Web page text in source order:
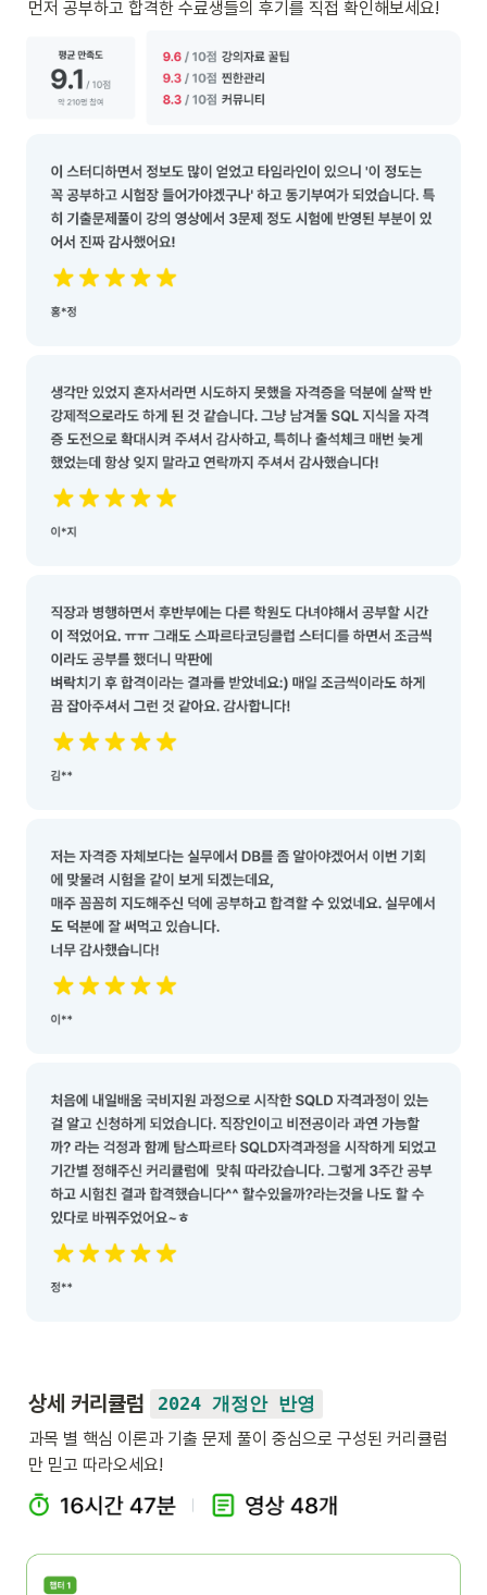
먼저 공부하고 합격한 수료생들의 후기를 직접 확인해보세요!
상세 커리큘럼 2024 개정안 반영
과목 별 핵심 이론과 기출 문제 풀이 중심으로 구성된 커리큘럼
만 믿고 따라오세요!